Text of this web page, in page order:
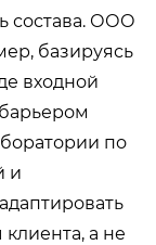
состава. ООО
базируясь
входной
по
и
а не